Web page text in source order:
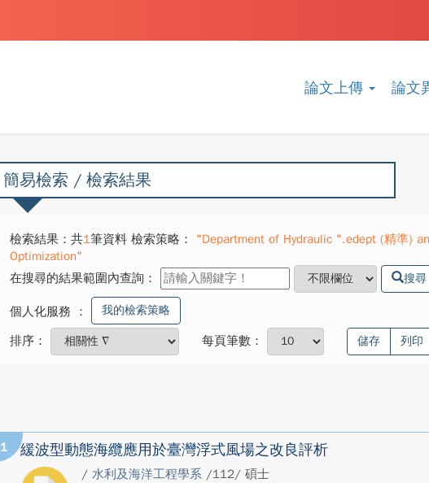
論文上傳 論文
簡易檢索 / 檢索結果
檢索結果：共1筆資料 檢索策略：
"Department of Hydraulic ".edept (精準)
Optimization"
在搜尋的結果範圍內查詢：
搜尋
個人化服務 ： 我的檢索策略
排序： 每頁筆數： 儲存 列印
1 緩波型動態海纜應用於臺灣浮式風場之改良評析
/ 水利及海洋工程學系 /112/ 碩士